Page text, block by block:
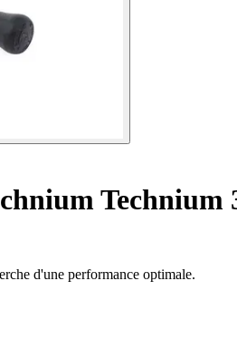
Technium
d'une performance optimale.